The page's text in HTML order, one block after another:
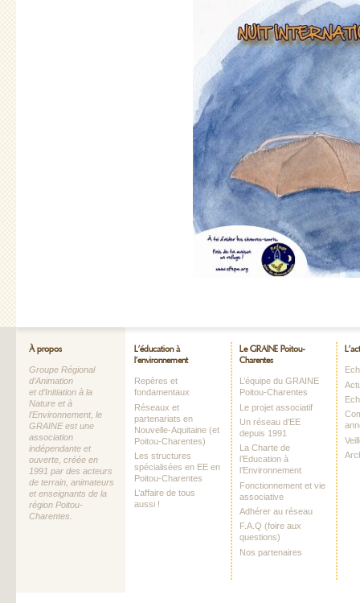
À propos
Groupe Régional
d’Animation
et d’Initiation à la
Nature et à
l’Environnement, le
GRAINE est une
association
indépendante et
ouverte, créée en
1991 par des acteurs
de terrain, animateurs
et enseignants de la
région Poitou-
Charentes.
L’éducation à
l’environnement
Repères et
fondamentaux
Réseaux et
partenariats en
Nouvelle-Aquitaine (et
Poitou-Charentes)
Les structures
spécialisées en EE en
Poitou-Charentes
L’affaire de tous
aussi !
Le GRAINE Poitou-
Charentes
L’équipe du GRAINE
Poitou-Charentes
Le projet associatif
Un réseau d’EE
depuis 1991
La Charte de
l’Education à
l’Environnement
Fonctionnement et vie
associative
Adhérer au réseau
F.A.Q (foire aux
questions)
Nos partenaires